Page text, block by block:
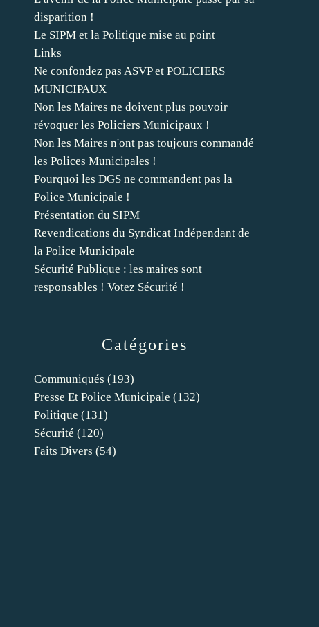
Catégories
Communiqués (193)
Presse Et Police Municipale (132)
Politique (131)
Sécurité (120)
Faits Divers (54)
disparition !
Le SIPM et la Politique mise au point
Links
Ne confondez pas ASVP et POLICIERS
MUNICIPAUX
Non les Maires ne doivent plus pouvoir
révoquer les Policiers Municipaux !
Non les Maires n'ont pas toujours commandé
les Polices Municipales !
Pourquoi les DGS ne commandent pas la
Police Municipale !
Présentation du SIPM
Revendications du Syndicat Indépendant de
la Police Municipale
Sécurité Publique : les maires sont
responsables ! Votez Sécurité !